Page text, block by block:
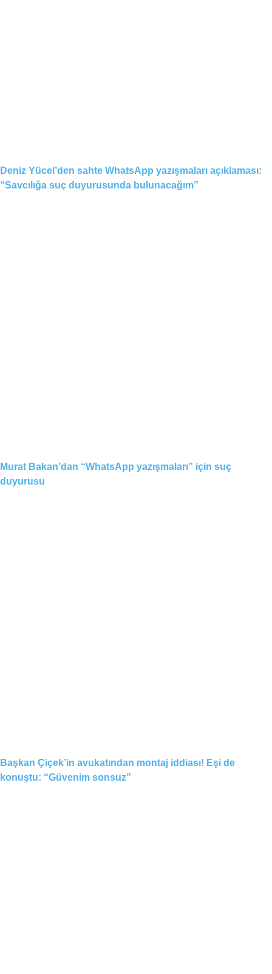
Deniz Yücel’den sahte WhatsApp yazışmaları açıklaması:
“Savcılığa suç duyurusunda bulunacağım”
Murat Bakan’dan “WhatsApp yazışmaları” için suç
duyurusu
Başkan Çiçek’in avukatından montaj iddiası! Eşi de
konuştu: “Güvenim sonsuz”